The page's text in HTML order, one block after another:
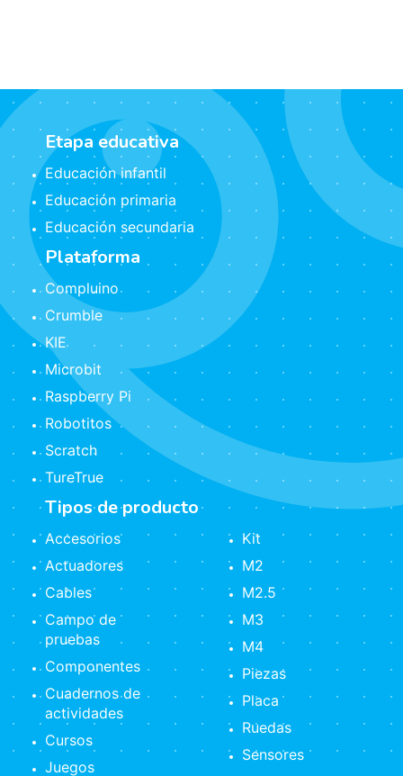
Etapa educativa
Educación infantil
Educación primaria
Educación secundaria
Plataforma
Compluino
Crumble
KIE
Microbit
Raspberry Pi
Robotitos
Scratch
TureTrue
Tipos de producto
Accesorios
Actuadores
Cables
Campo de
pruebas
Componentes
Cuadernos de
actividades
Cursos
Juegos
Kit
M2
M2.5
M3
M4
Piezas
Placa
Ruedas
Sensores